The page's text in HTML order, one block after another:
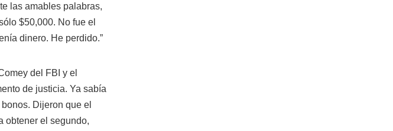
las amables palabras,
$50,000. No fue el
dinero. He perdido.”
del FBI y el
de justicia. Ya sabía
Dijeron que el
obtener el segundo,